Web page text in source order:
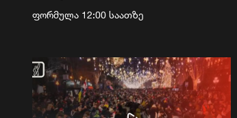
ფორმულა 12:00 საათზე